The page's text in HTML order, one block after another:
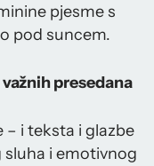
pjesme s
pod suncem.
presedana
i teksta i glazbe
sluha i emotivnog